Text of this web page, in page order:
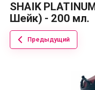
SHAIK
Шейк) - 200 мл.
Предыдущий